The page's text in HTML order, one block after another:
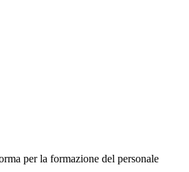
per la formazione del personale